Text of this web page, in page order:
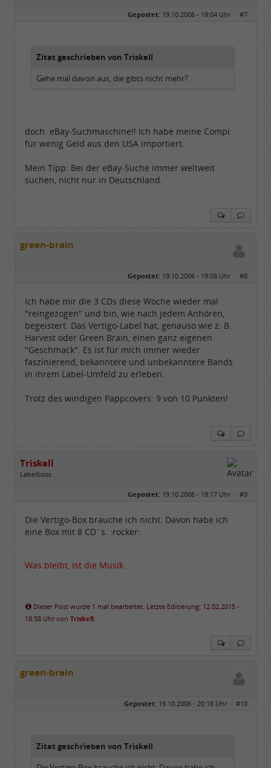
Gepostet: 19.10.2006 - 19:04 Uhr · #7
Zitat geschrieben von Triskell
Gehe mal davon aus, die gibts nicht mehr?
doch. eBay-Suchmaschine!! Ich habe meine Compi
für wenig Geld aus den USA importiert.
Mein Tipp: Bei der eBay-Suche immer weltweit
suchen, nicht nur in Deutschland.
green-brain
Gepostet: 19.10.2006 - 19:08 Uhr · #8
Ich habe mir die 3 CDs diese Woche wieder mal
"reingezogen" und bin, wie nach jedem Anhören,
begeistert. Das Vertigo-Label hat, genauso wie z. B.
Harvest oder Green Brain, einen ganz eigenen
"Geschmack". Es ist für mich immer wieder
faszinierend, bekanntere und unbekanntere Bands
in ihrem Label-Umfeld zu erleben.
Trotz des windigen Pappcovers: 9 von 10 Punkten!
Triskell
Labelboss
Dabei seit:
04 / 2006
Gepostet: 19.10.2006 - 19:17 Uhr · #9
Die Vertigo-Box brauche ich nicht. Davon habe ich
eine Box mit 8 CD´s. :rocker:
Was bleibt, ist die Musik.
Dieser Post wurde 1 mal bearbeitet. Letzte Editierung: 12.02.2015 -
18:58 Uhr von Triskell.
green-brain
Gepostet: 19.10.2006 - 20:18 Uhr · #10
Zitat geschrieben von Triskell